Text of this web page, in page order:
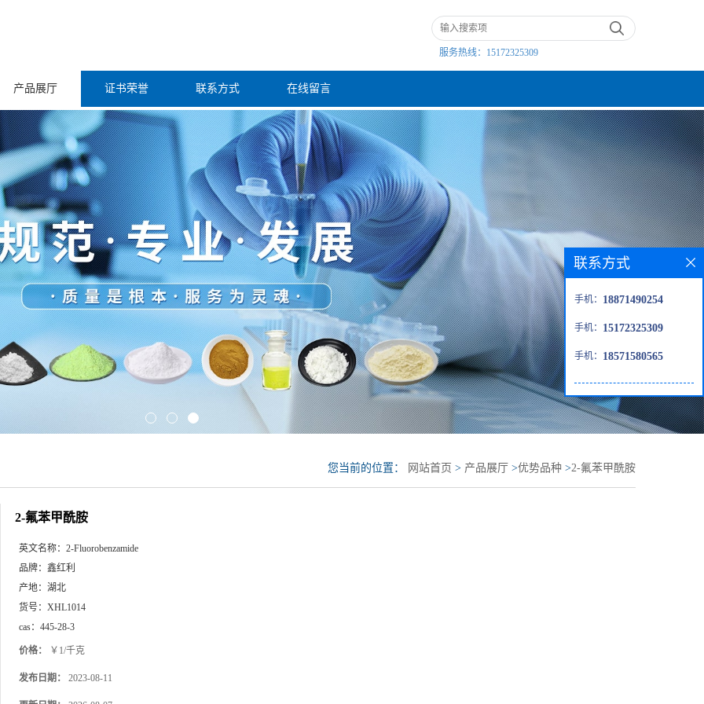
服务热线： 15172325309
产品展厅 证书荣誉 联系方式 在线留言
您当前的位置： 网站首页 > 产品展厅 >优势品种 >2-氟苯甲酰胺
2-氟苯甲酰胺
英文名称： 2-Fluorobenzamide
品牌： 鑫红利
产地： 湖北
货号： XHL1014
cas： 445-28-3
价格： ￥1/千克
发布日期： 2023-08-11
联系方式
手机： 18871490254
手机： 15172325309
手机： 18571580565